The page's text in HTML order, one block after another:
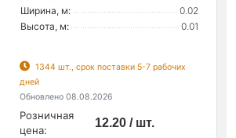
Ширина, м:
0.02
Высота, м:
0.01
1344 шт., срок поставки 5-7 рабочих
дней
Обновлено 08.08.2026
Розничная
цена:
12.20 / шт.